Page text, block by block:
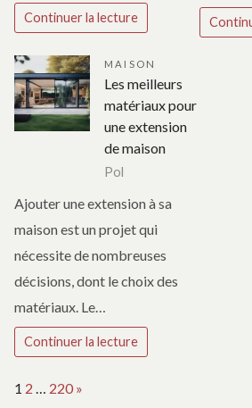
Continuer la lecture
MAISON
Les meilleurs
matériaux pour
une extension
de maison
Pol
Ajouter une extension à sa
maison est un projet qui
nécessite de nombreuses
décisions, dont le choix des
matériaux. Le…
Continuer la lecture
Page:
1 2 220 Next
»